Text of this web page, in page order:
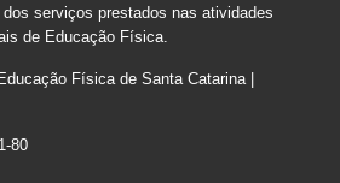
serviços prestados nas atividades
de Educação Física.
Física de Santa Catarina |
80